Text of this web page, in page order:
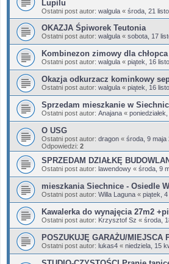
Lupilu
Ostatni post autor: walgula « środa, 21
OKAZJA Śpiworek Teutonia
Ostatni post autor: walgula « sobota, 17
Kombinezon zimowy dla
Ostatni post autor: walgula « piątek, 16
Okazja odkurzacz kominkowy
Ostatni post autor: walgula « piątek, 16
Sprzedam mieszkanie w
Ostatni post autor: Anajana «
O USG
Ostatni post autor: dragon « środa, 9 maja
Odpowiedzi: 2
SPRZEDAM DZIAŁKĘ
Ostatni post autor: lawendowy « środa, 9
mieszkania Siechnice - Osiedle
Ostatni post autor: Willa Laguna « piątek,
Kawalerka do wynajęcia 27m2
Ostatni post autor: Krzysztof Sz « środa,
POSZUKUJĘ GARAŻU/MIEJSCA
Ostatni post autor: lukas4 « niedziela, 15